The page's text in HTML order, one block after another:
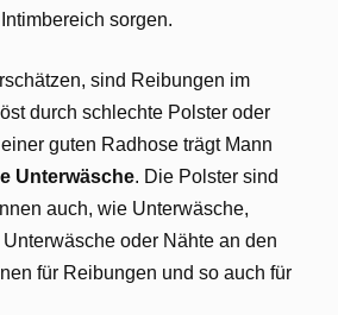
sorgen.
sind Reibungen im
durch schlechte Polster oder
guten Radhose trägt Mann
Unterwäsche. Die Polster sind
auch, wie Unterwäsche,
oder Nähte an den
für Reibungen und so auch für